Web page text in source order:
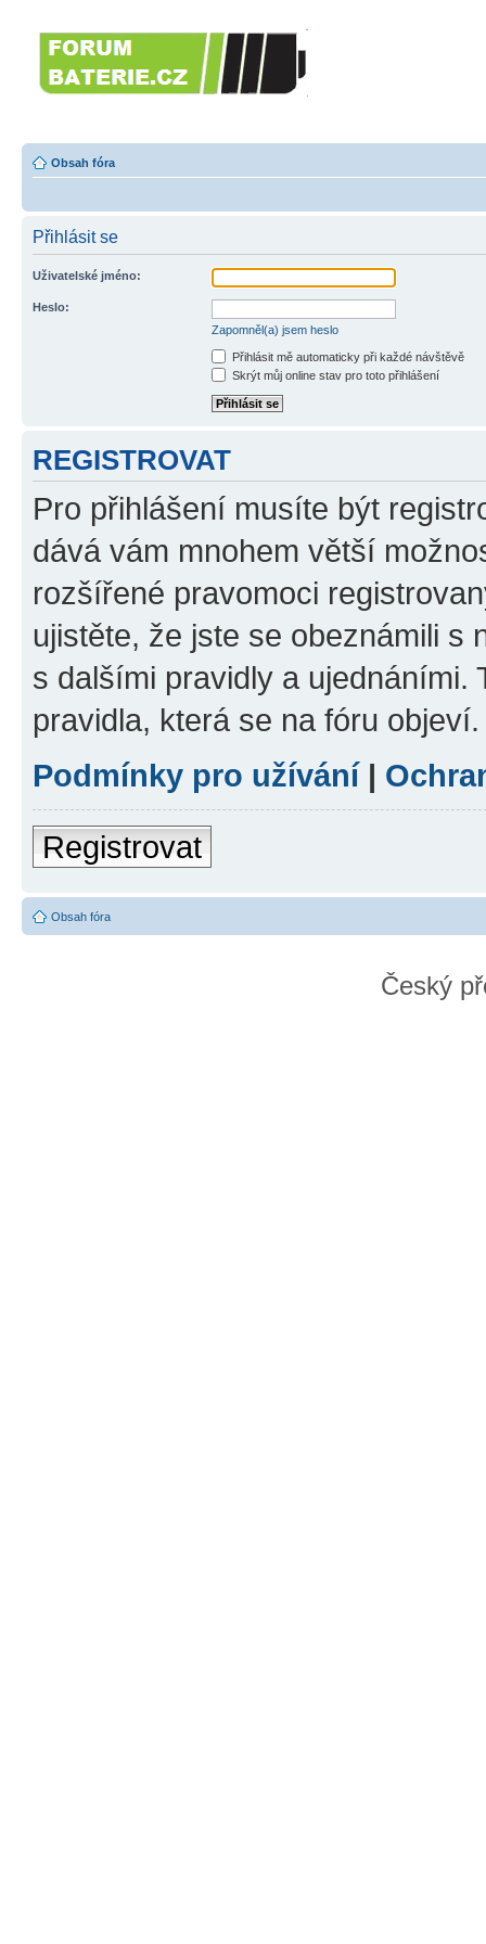
Obsah fóra
Přihlásit se
Uživatelské jméno:
Heslo:
Zapomněl(a) jsem heslo
Přihlásit mě automaticky při každé návštěvě
Skrýt můj online stav pro toto přihlášení
REGISTROVAT
Pro přihlášení musíte být
dává vám mnohem větší
rozšířené pravomoci
ujistěte, že jste se obeznámili s
s dalšími pravidly a ujednáními.
pravidla, která se na fóru objeví.
Podmínky pro užívání |
Registrovat
Obsah fóra
Český